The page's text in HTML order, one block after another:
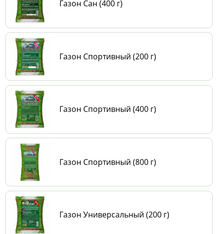
Газон Сан (400 г)
Газон Спортивный (200 г)
Газон Спортивный (400 г)
Газон Спортивный (800 г)
Газон Универсальный (200 г)